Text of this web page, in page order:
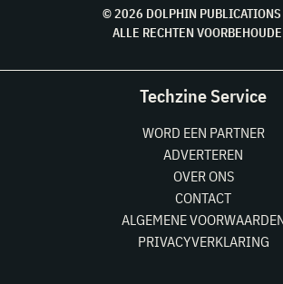
© 2026 DOLPHIN PUBLICATIONS
ALLE RECHTEN
Techzine Service
WORD EEN PARTNER
ADVERTEREN
OVER ONS
CONTACT
ALGEMENE
PRIVACYVERKLARING